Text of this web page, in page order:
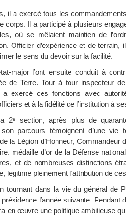
il a exercé tous les commandements
corps. Il a participé à plusieurs
où se mêlaient maintien de
Officier d’expérience et de terrain,
le sens du devoir sur la facilité.
major l’ont ensuite conduit à
de Terre. Tour à tour inspecteur
a exercé ces fonctions avec
et à la fidélité de l’institution à
2ᵉ section, après plus de
parcours témoignent d’une vie
la Légion d’Honneur, Commandeur
médaille d’or de la Défense
et de nombreuses distinctions
légitime pleinement l’attribution de
tournant dans la vie du général de
l’année suivante. Pendant
en œuvre une politique ambitieuse